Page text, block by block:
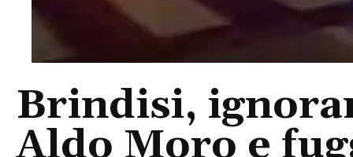
Brindisi,
Aldo Moro e